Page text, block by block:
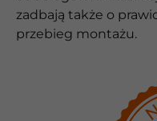
zadbają także o
przebieg montażu.